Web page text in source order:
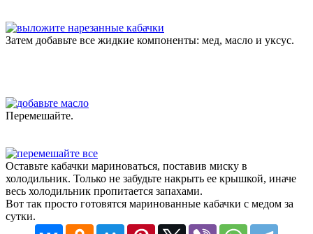
Затем добавьте все жидкие компоненты: мед, масло и уксус.
Перемешайте.
Оставьте кабачки мариноваться, поставив миску в
холодильник. Только не забудьте накрыть ее крышкой, иначе
весь холодильник пропитается запахами.
Вот так просто готовятся маринованные кабачки с медом за
сутки.